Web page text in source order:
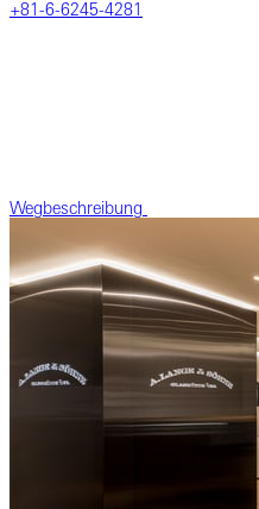
‎+81-6-6245-4281
Wegbeschreibung